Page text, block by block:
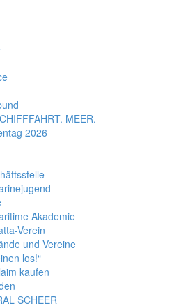
MEER.
2026
Akademie
Verein
und Vereine
los!“
kaufen
SCHEER